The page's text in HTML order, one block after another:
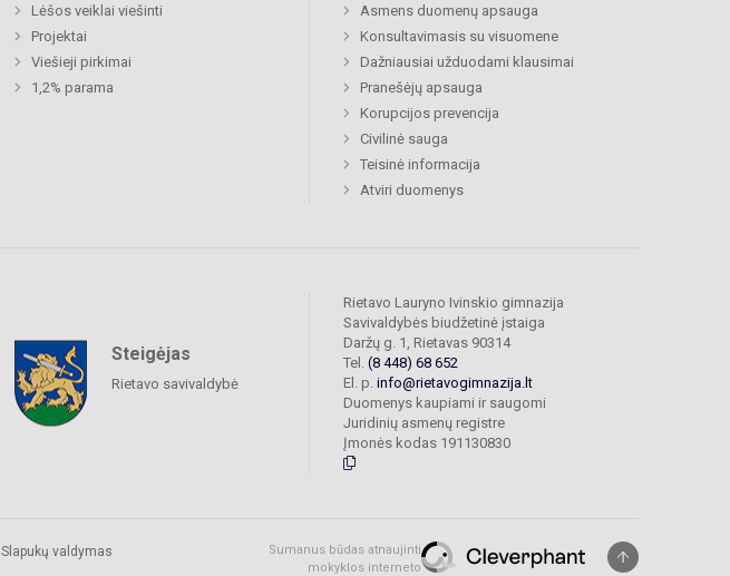
Lėšos veiklai viešinti
Projektai
Viešieji pirkimai
1,2% parama
Asmens duomenų apsauga
Konsultavimasis su visuomene
Dažniausiai užduodami klausimai
Pranešėjų apsauga
Korupcijos prevencija
Civilinė sauga
Teisinė informacija
Atviri duomenys
Steigėjas
Rietavo savivaldybė
Rietavo Lauryno Ivinskio gimnazija
Savivaldybės biudžetinė įstaiga
Daržų g. 1, Rietavas 90314
Tel. (8 448) 68 652
El. p. info@rietavogimnazija.lt
Duomenys kaupiami ir saugomi
Juridinių asmenų registre
Įmonės kodas 191130830
Slapukų valdymas
Sumanus būdas atnaujinti
mokyklos interneto